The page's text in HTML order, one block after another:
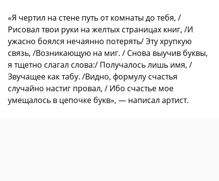
«Я чертил на стене путь от комнаты до тебя, /
Рисовал твои руки на желтых страницах книг, /И
ужасно боялся нечаянно потерять/ Эту хрупкую
связь, /Возникающую на миг. / Снова выучив буквы,
я тщетно слагал слова:/ Получалось лишь имя, /
Звучащее как табу. /Видно, формулу счастья
случайно настиг провал, / Ибо счастье мое
умещалось в цепочке букв», — написал артист.